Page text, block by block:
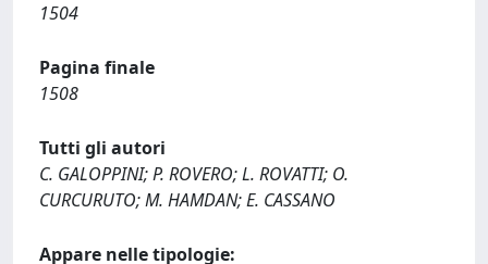
1504
Pagina finale
1508
Tutti gli autori
C. GALOPPINI; P. ROVERO; L. ROVATTI; O.
CURCURUTO; M. HAMDAN; E. CASSANO
Appare nelle tipologie: